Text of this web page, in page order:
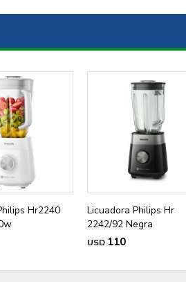
Hr2240
Licuadora Philips Hr
2242/92 Negra
USD 110